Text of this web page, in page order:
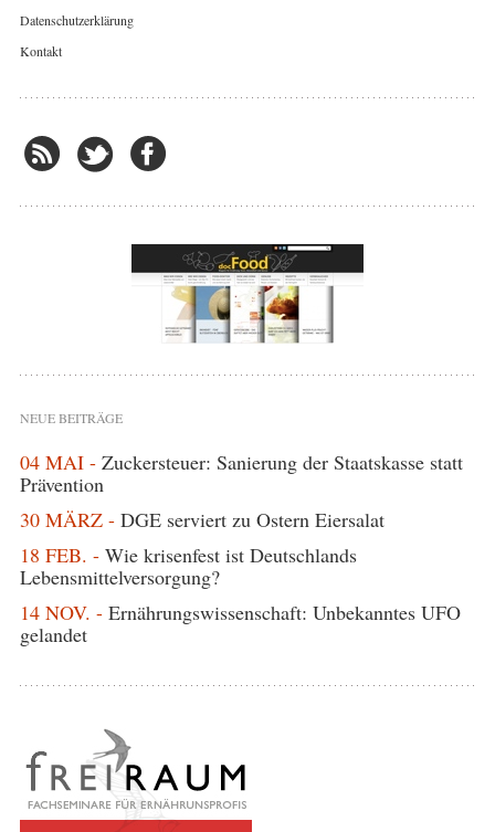
Datenschutzerklärung
Kontakt
NEUE BEITRÄGE
04 MAI - Zuckersteuer: Sanierung der Staatskasse statt
Prävention
30 MÄRZ - DGE serviert zu Ostern Eiersalat
18 FEB. - Wie krisenfest ist Deutschlands
Lebensmittelversorgung?
14 NOV. - Ernährungswissenschaft: Unbekanntes UFO
gelandet